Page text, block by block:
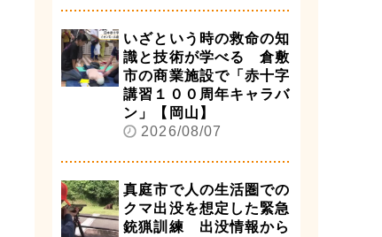
いざという時の救命の知
識と技術が学べる 倉敷
市の商業施設で「赤十字
講習１００周年キャラバ
ン」【岡山】
2026/08/07
真庭市で人の生活圏での
クマ出没を想定した緊急
銃猟訓練 出没情報から